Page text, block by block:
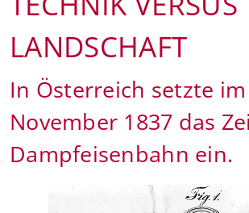
LANDSCHAFT
In Österreich setzte im
November 1837 das
Dampfeisenbahn ein.